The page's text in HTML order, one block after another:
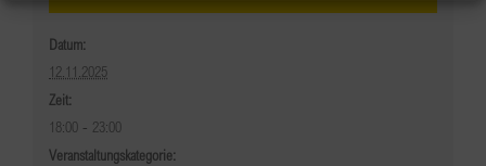
Datum:
12.11.2025
Zeit:
18:00 - 23:00
Veranstaltungskategorie: